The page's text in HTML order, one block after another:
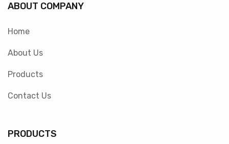
ABOUT COMPANY
Home
About Us
Products
Contact Us
PRODUCTS